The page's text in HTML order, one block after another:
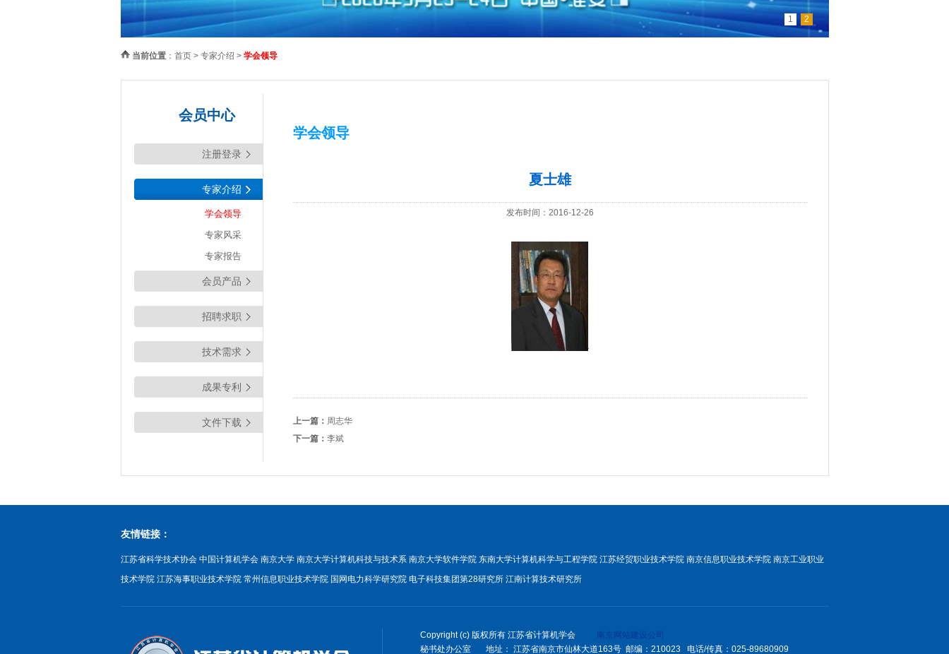
1 2
当前位置： 首页> 专家介绍 > 学会领导
会员中心
注册登录
专家介绍
学会领导
专家风采
专家报告
会员产品
招聘求职
技术需求
成果专利
文件下载
学会领导
夏士雄
发布时间：2016-12-26
上一篇： 周志华
下一篇： 李斌
友情链接：
江苏省科学技术协会 中国计算机学会 南京大学 南京大学计算机科技与技术系 南京大学软件学院 东南大学计算机科学与工程学院 江苏经贸职业技术学院 南京信息职业技术学院 南京工业职业
技术学院 江苏海事职业技术学院 常州信息职业技术学院 国网电力科学研究院 电子科技集团第28研究所 江南计算技术研究所
Copyright (c) 版权所有 江苏省计算机学会
南京网站建设公司
秘书处办公室 地址： 江苏省南京市仙林大道163号 邮编：210023 电话/传真：025-89680909